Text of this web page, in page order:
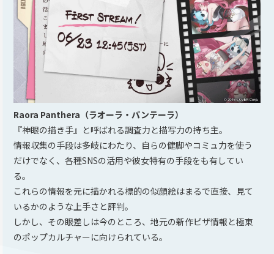
Raora Panthera（ラオーラ・パンテーラ）
『神眼の描き手』と呼ばれる調査力と描写力の持ち主。
情報収集の手段は多岐にわたり、自らの健脚やコミュ力を使う
だけでなく、各種SNSの活用や彼女特有の手段をも有してい
る。
これらの情報を元に描かれる標的の似顔絵はまるで直接、見て
いるかのような上手さと評判。
しかし、その眼差しは今のところ、地元の新作ピザ情報と極東
のポップカルチャーに向けられている。